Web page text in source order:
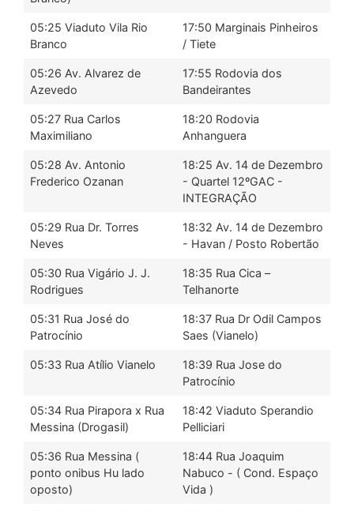
05:25 Viaduto Vila Rio
Branco
17:50 Marginais Pinheiros
/ Tiete
05:26 Av. Alvarez de
Azevedo
17:55 Rodovia dos
Bandeirantes
05:27 Rua Carlos
Maximiliano
18:20 Rodovia
Anhanguera
05:28 Av. Antonio
Frederico Ozanan
18:25 Av. 14 de Dezembro
- Quartel 12ºGAC -
INTEGRAÇÃO
05:29 Rua Dr. Torres
Neves
18:32 Av. 14 de Dezembro
- Havan / Posto Robertão
05:30 Rua Vigário J. J.
Rodrigues
18:35 Rua Cica –
Telhanorte
05:31 Rua José do
Patrocínio
18:37 Rua Dr Odil Campos
Saes (Vianelo)
05:33 Rua Atílio Vianelo
18:39 Rua Jose do
Patrocínio
05:34 Rua Pirapora x Rua
Messina (Drogasil)
18:42 Viaduto Sperandio
Pelliciari
05:36 Rua Messina (
ponto onibus Hu lado
oposto)
18:44 Rua Joaquim
Nabuco - ( Cond. Espaço
Vida )